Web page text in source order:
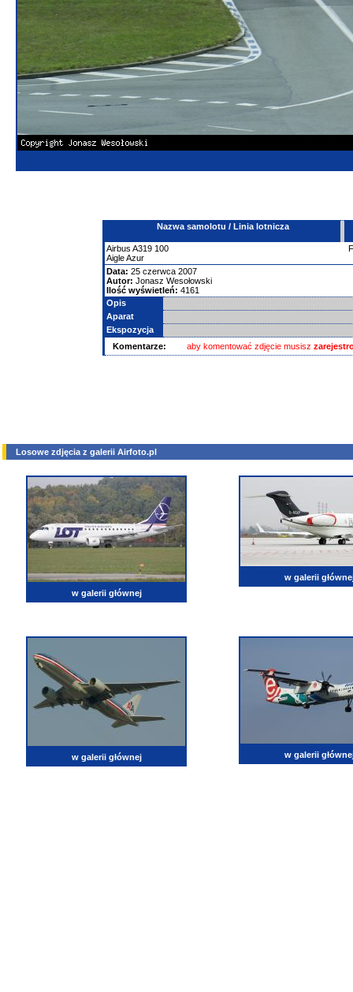
Nazwa samolotu / Linia lotnicza
Airbus A319 100
Aigle Azur
Data: 25 czerwca 2007
Autor: Jonasz Wesołowski
Ilość wyświetleń: 4161
Opis
Aparat
Ekspozycja
Komentarze:
aby komentować zdjęcie musisz
Losowe zdjęcia z galerii Airfoto.pl
w galerii głównej
w galerii
w galerii głównej w galerii